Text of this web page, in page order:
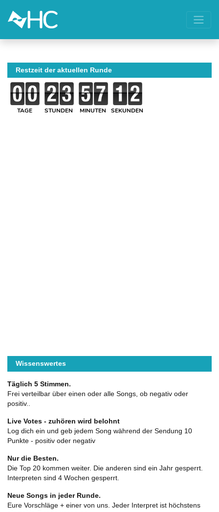
Restzeit der aktuellen Runde
TAGE STUNDEN MINUTEN SEKUNDEN
Wissenswertes
Täglich 5 Stimmen.
Frei verteilbar über einen oder alle Songs, ob negativ oder
positiv..
Live Votes - zuhören wird belohnt
Log dich ein und geb jedem Song während der Sendung 10
Punkte - positiv oder negativ
Nur die Besten.
Die Top 20 kommen weiter. Die anderen sind ein Jahr gesperrt.
Interpreten sind 4 Wochen gesperrt.
Neue Songs in jeder Runde.
Eure Vorschläge + einer von uns. Jeder Interpret ist höchstens